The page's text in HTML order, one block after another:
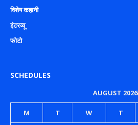
विशेष कहानी
इंटरव्यू
फोटो
SCHEDULES
AUGUST 2026
M T W T